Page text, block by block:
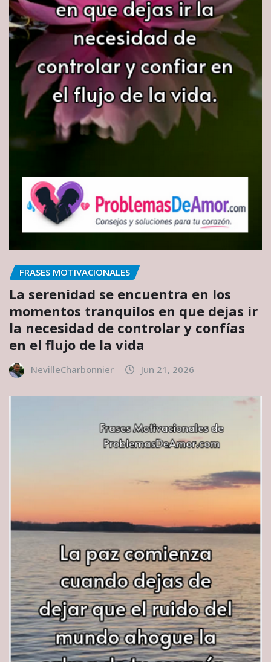
FRASES MOTIVACIONALES
La serenidad se encuentra en los
momentos tranquilos en que dejas ir
la necesidad de controlar y confías
en el flujo de la vida
NevilleCharbonnier Jun 21, 2026